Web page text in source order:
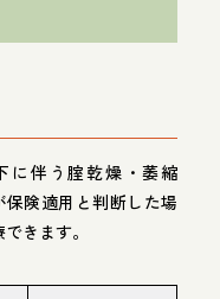
に伴う腟乾燥・萎縮
保険適用と判断した場
きます。